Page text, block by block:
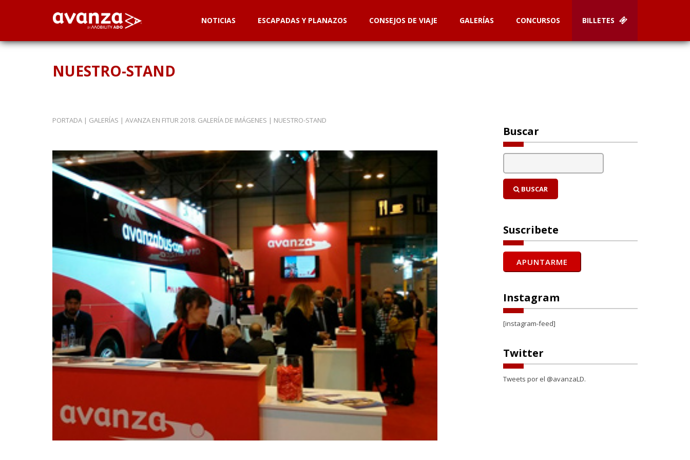
NOTICIAS ESCAPADAS Y PLANAZOS CONSEJOS DE VIAJE GALERÍAS CONCURSOS BILLETES
NUESTRO-STAND
PORTADA | GALERÍAS | AVANZA EN FITUR 2018. GALERÍA DE IMÁGENES | NUESTRO-STAND
Buscar
BUSCAR
Suscribete
Instagram
[instagram-feed]
Twitter
Tweets por el @avanzaLD.